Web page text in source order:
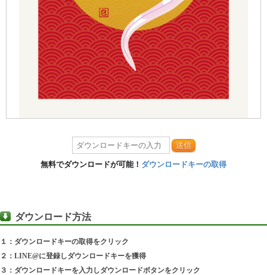
送信
無料でダウンロードが可能！ ダウンロードキーの取得
ダウンロード方法
１：ダウンロードキーの取得をクリック
２：LINE@に登録しダウンロードキーを獲得
３：ダウンロードキーを入力しダウンロードボタンをクリック